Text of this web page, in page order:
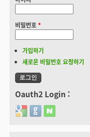
비밀번호*
가입하기
새로운 비밀번호 요청하기
Oauth2 Login :
Login with Google
Login with GitHub
Login with Naver